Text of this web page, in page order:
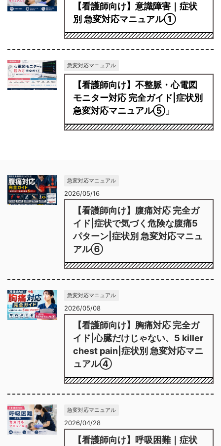
【看護師向け】意識障害｜症状
別 急変対応マニュアル①
急変対応マニュアル
【看護師向け】不整脈・心電図
モニター対応 完全ガイド|症状別
急変対応マニュアル⑤」
急変対応マニュアル
2026/05/16
【看護師向け】腹痛対応 完全ガ
イド|症状で気づく危険な腹痛5
パターン|症状別 急変対応マニュ
アル⑥
急変対応マニュアル
2026/05/08
【看護師向け】胸痛対応 完全ガ
イド|心臓だけじゃない、5 killer
chest pain|症状別 急変対応マニ
ュアル④
急変対応マニュアル
2026/04/28
【看護師向け】呼吸困難｜症状